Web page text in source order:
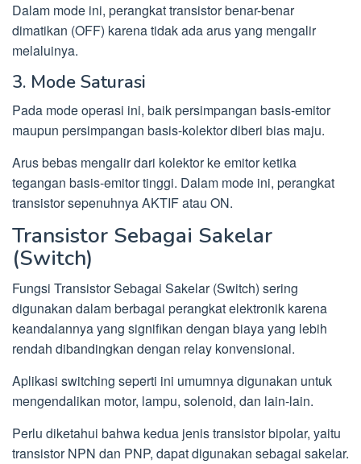
Dalam mode ini, perangkat transistor benar-benar
dimatikan (OFF) karena tidak ada arus yang mengalir
melaluinya.
3. Mode Saturasi
Pada mode operasi ini, baik persimpangan basis-emitor
maupun persimpangan basis-kolektor diberi bias maju.
Arus bebas mengalir dari kolektor ke emitor ketika
tegangan basis-emitor tinggi. Dalam mode ini, perangkat
transistor sepenuhnya AKTIF atau ON.
Transistor Sebagai Sakelar
(Switch)
Fungsi Transistor Sebagai Sakelar (Switch) sering
digunakan dalam berbagai perangkat elektronik karena
keandalannya yang signifikan dengan biaya yang lebih
rendah dibandingkan dengan relay konvensional.
Aplikasi switching seperti ini umumnya digunakan untuk
mengendalikan motor, lampu, solenoid, dan lain-lain.
Perlu diketahui bahwa kedua jenis transistor bipolar, yaitu
transistor NPN dan PNP, dapat digunakan sebagai sakelar.